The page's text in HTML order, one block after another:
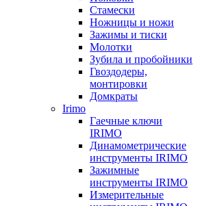
Стамески
Ножницы и ножи
Зажимы и тиски
Молотки
Зубила и пробойники
Гвоздодеры,
монтировки
Домкраты
Irimo
Гаечные ключи
IRIMO
Динамометрические
инструменты IRIMO
Зажимные
инструменты IRIMO
Измерительные